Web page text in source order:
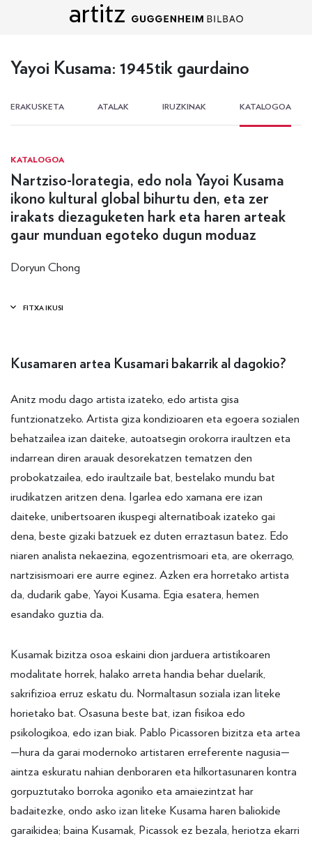
Edukira zuzenean joan
artitz
Yayoi Kusama: 1945tik gaurdaino
ERAKUSKETA ATALAK IRUZKINAK KATALOGOA
KATALOGOA
Nartziso-lorategia, edo nola Yayoi Kusama
ikono kultural global bihurtu den, eta zer
irakats diezaguketen hark eta haren arteak
gaur munduan egoteko dugun moduaz
Doryun Chong
Kusamaren artea Kusamari bakarrik al dagokio?
Anitz modu dago artista izateko, edo artista gisa
funtzionatzeko. Artista giza kondizioaren eta egoera sozialen
behatzailea izan daiteke, autoatsegin orokorra iraultzen eta
indarrean diren arauak desorekatzen tematzen den
probokatzailea, edo iraultzaile bat, bestelako mundu bat
irudikatzen aritzen dena. Igarlea edo xamana ere izan
daiteke, unibertsoaren ikuspegi alternatiboak izateko gai
dena, beste gizaki batzuek ez duten erraztasun batez. Edo
niaren analista nekaezina, egozentrismoari eta, are okerrago,
nartzisismoari ere aurre eginez. Azken era horretako artista
da, dudarik gabe, Yayoi Kusama. Egia esatera, hemen
esandako guztia da.
Kusamak bizitza osoa eskaini dion jarduera artistikoaren
modalitate horrek, halako arreta handia behar duelarik,
sakrifizioa erruz eskatu du. Normaltasun soziala izan liteke
horietako bat. Osasuna beste bat, izan fisikoa edo
psikologikoa, edo izan biak. Pablo Picassoren bizitza eta artea
—hura da garai modernoko artistaren erreferente nagusia—
aintza eskuratu nahian denboraren eta hilkortasunaren kontra
gorpuztutako borroka agoniko eta amaiezintzat har
badaitezke, ondo asko izan liteke Kusama haren baliokide
garaikidea; baina Kusamak, Picassok ez bezala, heriotza ekarri